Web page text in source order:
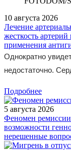
10 августа 2026
Лечение
жесткость
применения
Однократно
недостаточно.
Подробнее
5 августа 2026
Феномен
возможности
нерешенные